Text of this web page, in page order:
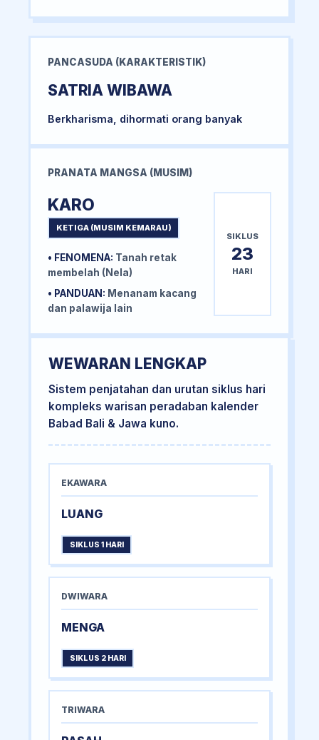
PANCASUDA (KARAKTERISTIK)
SATRIA WIBAWA
Berkharisma, dihormati orang banyak
PRANATA MANGSA (MUSIM)
KARO
KETIGA (MUSIM KEMARAU)
• FENOMENA: Tanah retak
membelah (Nela)
• PANDUAN: Menanam kacang
dan palawija lain
SIKLUS
23
HARI
WEWARAN LENGKAP
Sistem penjatahan dan urutan siklus hari
kompleks warisan peradaban kalender
Babad Bali & Jawa kuno.
EKAWARA
LUANG
SIKLUS 1 HARI
DWIWARA
MENGA
SIKLUS 2 HARI
TRIWARA